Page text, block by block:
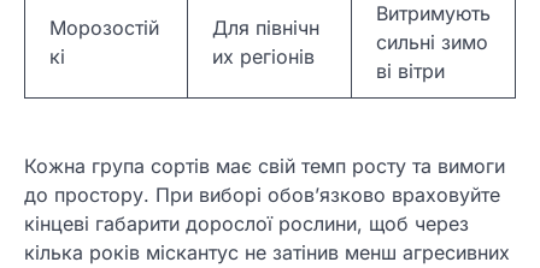
Морозостій
кі
Для північн
их регіонів
Витримують
сильні зимо
ві вітри
Кожна група сортів має свій темп росту та вимоги
до простору. При виборі обов’язково враховуйте
кінцеві габарити дорослої рослини, щоб через
кілька років міскантус не затінив менш агресивних